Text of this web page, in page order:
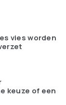
vies worden
keuze of een